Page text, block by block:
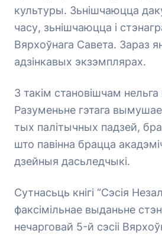
культуры. Зьнішчаюцца
часу, зьнішчаюцца і
Вярхоўнага Савета. Зараз
адзінкавых экзэмплярах.
З такім становішчам
Разуменьне гэтага вымушае
тых палітычных падзей,
што павінна брацца
дзейныя дасьледчыкі.
Сутнасьць кнігі “Сэсія
факсімільнае выданьне
нечарговай 5-й сэсіі